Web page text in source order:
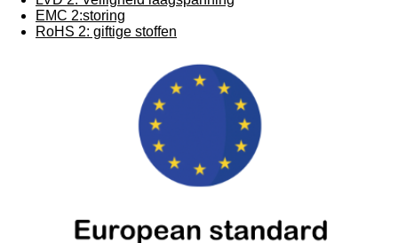
EMC 2:storing
RoHS 2: giftige stoffen